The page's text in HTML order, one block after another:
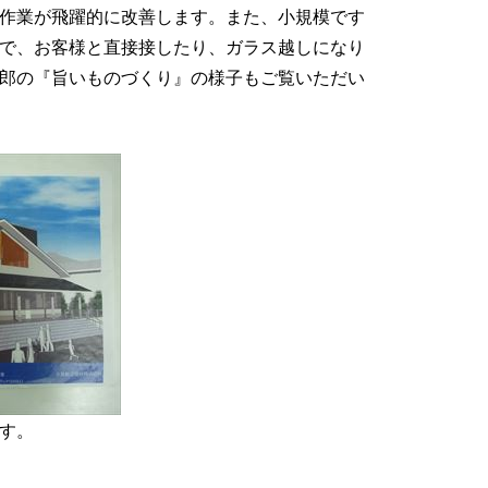
業が飛躍的に改善します。また、小規模です
、お客様と直接接したり、ガラス越しになり
の『旨いものづくり』の様子もご覧いただい
。